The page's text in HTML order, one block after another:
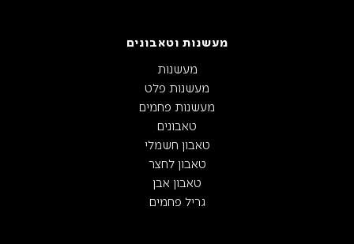
מעשנות וטאבונים
מעשנות
מעשנות פלט
מעשנות פחמים
טאבונים
טאבון חשמלי
טאבון לחצר
טאבון אבן
גריל פחמים